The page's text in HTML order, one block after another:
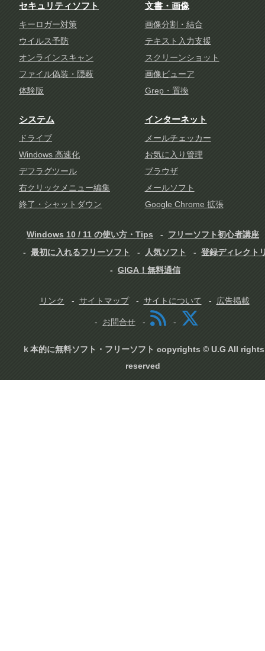
セキュリティソフト
キーロガー対策
ウイルス予防
オンラインスキャン
ファイル偽装・隠蔽
体験版
文書・画像
画像分割・結合
テキスト入力支援
スクリーンショット
画像ビューア
Grep・置換
システム
ドライブ
Windows 高速化
デフラグツール
右クリックメニュー編集
終了・シャットダウン
インターネット
メールチェッカー
お気に入り管理
ブラウザ
メールソフト
Google Chrome 拡張
Windows 10 / 11 の使い方・Tips
フリーソフト初心者講座
最初に入れるフリーソフト
人気ソフト
登録ディレクト
GIGA！無料通信
リンク サイトマップ サイトについて 広告掲載
お問合せ
ｋ本的に無料ソフト・フリーソフト copyrights © U.G All rights
reserved